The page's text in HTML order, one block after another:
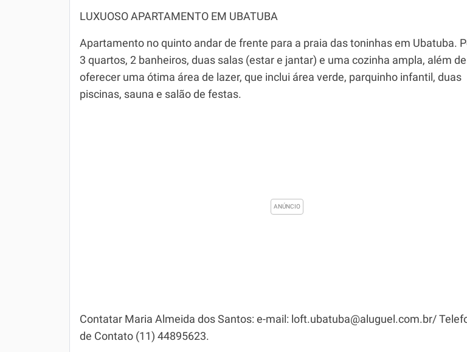
LUXUOSO APARTAMENTO EM UBATUBA
Apartamento no quinto andar de frente para a praia das toninhas em Ubatuba.
3 quartos, 2 banheiros, duas salas (estar e jantar) e uma cozinha ampla, além de
oferecer uma ótima área de lazer, que inclui área verde, parquinho infantil, duas
piscinas, sauna e salão de festas.
Contatar Maria Almeida dos Santos: e-mail: loft.ubatuba@aluguel.com.br/
de Contato (11) 44895623.